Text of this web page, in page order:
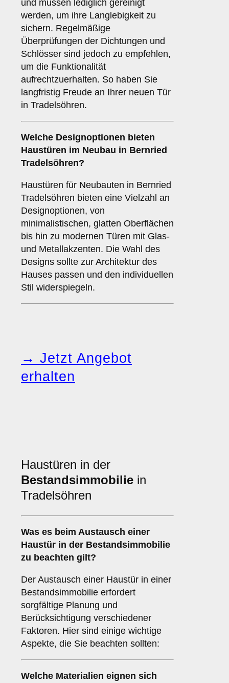
und müssen lediglich gereinigt
werden, um ihre Langlebigkeit zu
sichern. Regelmäßige
Überprüfungen der Dichtungen und
Schlösser sind jedoch zu empfehlen,
um die Funktionalität
aufrechtzuerhalten. So haben Sie
langfristig Freude an Ihrer neuen Tür
in Tradelsöhren.
Welche Designoptionen bieten
Haustüren im Neubau in Bernried
Tradelsöhren?
Haustüren für Neubauten in Bernried
Tradelsöhren bieten eine Vielzahl an
Designoptionen, von
minimalistischen, glatten Oberflächen
bis hin zu modernen Türen mit Glas-
und Metallakzenten. Die Wahl des
Designs sollte zur Architektur des
Hauses passen und den individuellen
Stil widerspiegeln.
→ Jetzt Angebot
erhalten
Haustüren in der
Bestandsimmobilie in
Tradelsöhren
Was es beim Austausch einer
Haustür in der Bestandsimmobilie
zu beachten gilt?
Der Austausch einer Haustür in einer
Bestandsimmobilie erfordert
sorgfältige Planung und
Berücksichtigung verschiedener
Faktoren. Hier sind einige wichtige
Aspekte, die Sie beachten sollten:
Welche Materialien eignen sich